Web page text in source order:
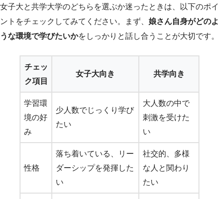
女子大と共学大学のどちらを選ぶか迷ったときは、以下のポイ
ントをチェックしてみてください。まず、 娘さん自身がどのよ
うな環境で学びたいかをしっかりと話し合うことが大切です。
チェッ
ク項目
女子大向き 共学向き
学習環
境の好
み
少人数でじっくり学び
たい
大人数の中で
刺激を受けた
い
性格
落ち着いている、リー
ダーシップを発揮した
い
社交的、多様
な人と関わり
たい